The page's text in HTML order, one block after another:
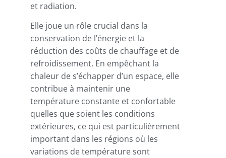
et radiation.
Elle joue un rôle crucial dans la
conservation de l’énergie et la
réduction des coûts de chauffage et de
refroidissement. En empêchant la
chaleur de s’échapper d’un espace, elle
contribue à maintenir une
température constante et confortable
quelles que soient les conditions
extérieures, ce qui est particulièrement
important dans les régions où les
variations de température sont